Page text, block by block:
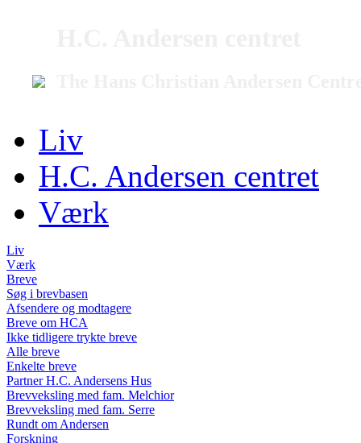
Liv
H.C. Andersen centret
Værk
Liv
Værk
Breve
Søg i brevbasen
Afsendere og modtagere
Breve om HCA
Ikke tidligere trykte breve
Alle breve
Enkelte breve
Partner H.C. Andersens Hus
Brevveksling med fam. Melchior
Brevveksling med fam. Serre
Rundt om Andersen
Forskning